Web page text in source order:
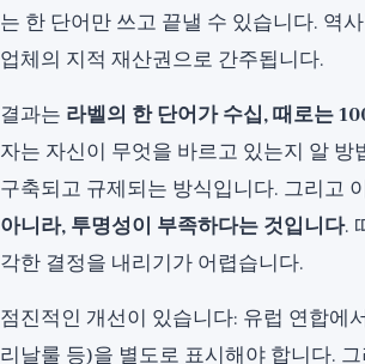
는 한 단어만 쓰고 끝낼 수 있습니다. 역
업체의 지적 재산권으로 간주됩니다.
결과는 라벨의 한 단어가 수십, 때로는
자는 자신이 무엇을 바르고 있는지 알
구축되고 규제되는 방식입니다. 그리고
아니라, 투명성이 부족하다는 것입니다.
각한 결정을 내리기가 어렵습니다.
점진적인 개선이 있습니다: 유럽 연합에
리날룰 등)을 별도로 표시해야 합니다.